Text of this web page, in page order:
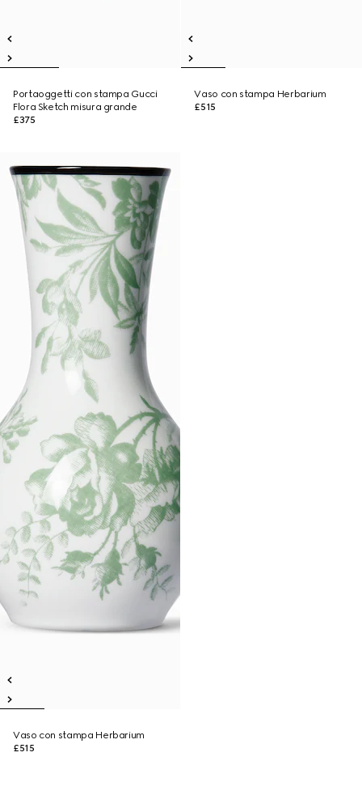
Portaoggetti con stampa Gucci
Flora Sketch misura grande
£375
Vaso con stampa Herbarium
£515
Vaso con stampa Herbarium
£515